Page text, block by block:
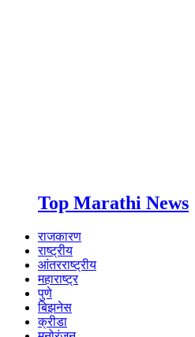
Top Marathi News
राजकारण
राष्ट्रीय
आंतरराष्ट्रीय
महाराष्ट्र
पुणे
बिझनेस
क्रीडा